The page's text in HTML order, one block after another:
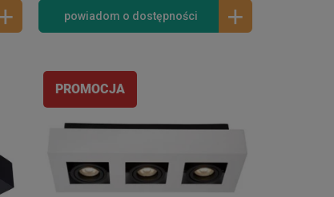
powiadom o dostępności
PROMOCJA